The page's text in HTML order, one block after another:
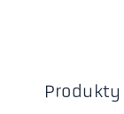
Produkty